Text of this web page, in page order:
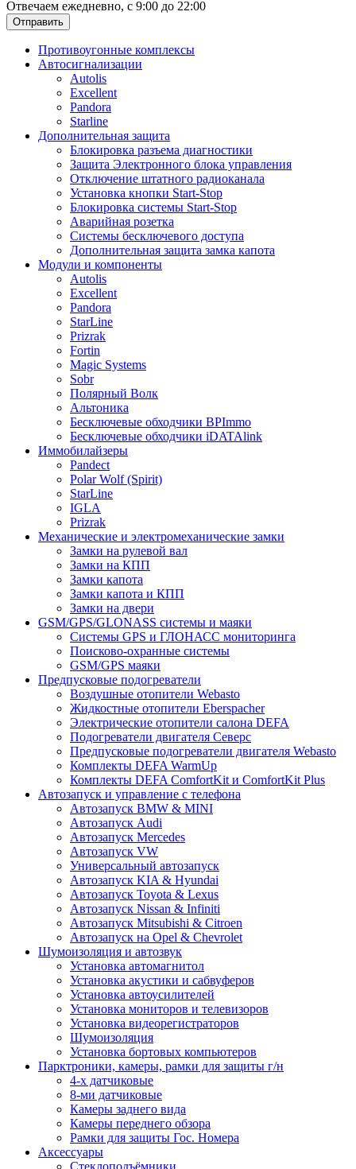
Отвечаем ежедневно, с 9:00 до 22:00
Отправить
Противоугонные комплексы
Автосигнализации
Autolis
Excellent
Pandora
Starline
Дополнительная защита
Блокировка разъема диагностики
Защита Электронного блока управления
Отключение штатного радиоканала
Установка кнопки Start-Stop
Блокировка системы Start-Stop
Аварийная розетка
Системы бесключевого доступа
Дополнительная защита замка капота
Модули и компоненты
Autolis
Excellent
Pandora
StarLine
Prizrak
Fortin
Magic Systems
Sobr
Полярный Волк
Альтоника
Бесключевые обходчики BPImmo
Бесключевые обходчики iDATAlink
Иммобилайзеры
Pandect
Polar Wolf (Spirit)
StarLine
IGLA
Prizrak
Механические и электромеханические замки
Замки на рулевой вал
Замки на КПП
Замки капота
Замки капота и КПП
Замки на двери
GSM/GPS/GLONASS системы и маяки
Системы GPS и ГЛОНАСС мониторинга
Поисково-охранные системы
GSM/GPS маяки
Предпусковые подогреватели
Воздушные отопители Webasto
Жидкостные отопители Eberspacher
Электрические отопители салона DEFA
Подогреватели двигателя Северс
Предпусковые подогреватели двигателя Webasto
Комплекты DEFA WarmUp
Комплекты DEFA ComfortKit и ComfortKit Plus
Автозапуск и управление с телефона
Автозапуск BMW & MINI
Автозапуск Audi
Автозапуск Mercedes
Автозапуск VW
Универсальный автозапуск
Автозапуск KIA & Hyundai
Автозапуск Toyota & Lexus
Автозапуск Nissan & Infiniti
Автозапуск Mitsubishi & Citroen
Автозапуск на Opel & Chevrolet
Шумоизоляция и автозвук
Установка автомагнитол
Установка акустики и сабвуферов
Установка автоусилителей
Установка мониторов и телевизоров
Установка видеорегистраторов
Шумоизоляция
Установка бортовых компьютеров
Парктроники, камеры, рамки для защиты г/н
4-х датчиковые
8-ми датчиковые
Камеры заднего вида
Камеры переднего обзора
Рамки для защиты Гос. Номера
Аксессуары
Стеклоподъёмники